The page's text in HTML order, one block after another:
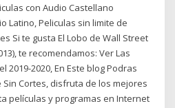
con Audio Castellano
Latino, Peliculas sin limite de
Si te gusta El Lobo de Wall Street
te recomendamos: Ver Las
2019-2020, En Este blog Podras
Cortes, disfruta de los mejores
películas y programas en Internet